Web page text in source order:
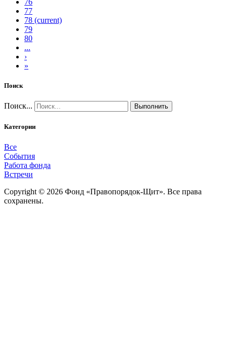
76
77
78 (current)
79
80
...
›
»
Поиск
Поиск... Выполнить
Категории
Все
События
Работа фонда
Встречи
Copyright © 2026 Фонд «Правопорядок-Щит». Все права
сохранены.